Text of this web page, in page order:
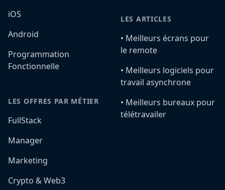
iOS
Android
Programmation
Fonctionnelle
LES OFFRES PAR MÉTIER
FullStack
Manager
Marketing
Crypto & Web3
LES ARTICLES
•️ Meilleurs écrans pour
le remote
•️ Meilleurs logiciels pour
travail asynchrone
•️ Meilleurs bureaux pour
télétravailer